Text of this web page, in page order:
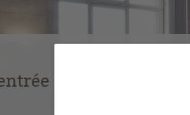
2026-2027